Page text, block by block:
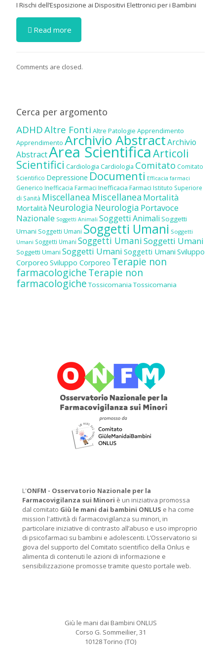
I Rischi dell’Esposizione ai Dispositivi Elettronici per i Bambini
Read more
Comments are closed.
Cerca per argomento
ADHDAltre Fonti Altre Patologie Apprendimento
Apprendimento Archivio AbstractArchivio
AbstractArea ScientificaArticoli
Scientifici Cardiologia Cardiologia Comitato Comitato
Scientifico Depressione Documenti Efficacia farmaci
Generico Inefficacia Farmaci Inefficacia Farmaci Istituto Superiore
di Sanità Miscellanea Miscellanea Mortalità
Mortalità Neurologia Neurologia Portavoce
Nazionale Soggetti Animali Soggetti Animali Soggetti
Umani Soggetti Umani Soggetti Umani Soggetti
Umani Soggetti Umani Soggetti UmaniSoggetti Umani
Soggetti Umani Soggetti Umani Soggetti Umani Sviluppo
Corporeo Sviluppo Corporeo Terapie non
farmacologicheTerapie non
farmacologiche Tossicomania Tossicomania
L'ONFM - Osservatorio Nazionale per la
Farmacovigilanza sui Minori è un iniziativa promossa
dal comitato Giù le mani dai bambini ONLUS e ha come
mission l'attività di farmacovigilanza su minori, in
particolare iniziative di contrasto all’abuso e uso improprio
di psicofarmaci su bambini e adolescenti. L’Osservatorio si
giova del supporto del Comitato scientifico della Onlus e
alimenta di contenuti le azioni di informazione e
sensibilizzazione promosse tramite questo portale web.
Giù le mani dai Bambini ONLUS
Corso G. Sommeilier, 31
10128 Torino (TO)